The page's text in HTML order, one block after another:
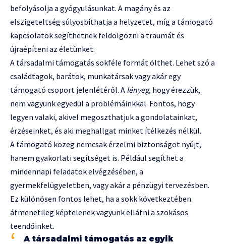
befolyásolja a gyógyulásunkat. A magány és az
elszigeteltség súlyosbíthatja a helyzetet, míg a támogató
kapcsolatok segíthetnek feldolgozni a traumát és
újraépíteni az életünket.
A társadalmi támogatás sokféle formát ölthet. Lehet szó a
családtagok, barátok, munkatársak vagy akár egy
támogató csoport jelenlétéről. A lényeg, hogy érezzük,
nem vagyunk egyedül a problémáinkkal. Fontos, hogy
legyen valaki, akivel megoszthatjuk a gondolatainkat,
érzéseinket, és aki meghallgat minket ítélkezés nélkül.
A támogató közeg nemcsak érzelmi biztonságot nyújt,
hanem gyakorlati segítséget is. Például segíthet a
mindennapi feladatok elvégzésében, a
gyermekfelügyeletben, vagy akár a pénzügyi tervezésben.
Ez különösen fontos lehet, ha a sokk következtében
átmenetileg képtelenek vagyunk ellátni a szokásos
teendőinket.
A társadalmi támogatás az egyik